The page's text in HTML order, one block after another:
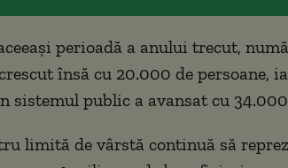
perioadă a anului trecut,
însă cu 20.000 de persoane,
sistemul public a avansat cu
limită de vârstă continuă să